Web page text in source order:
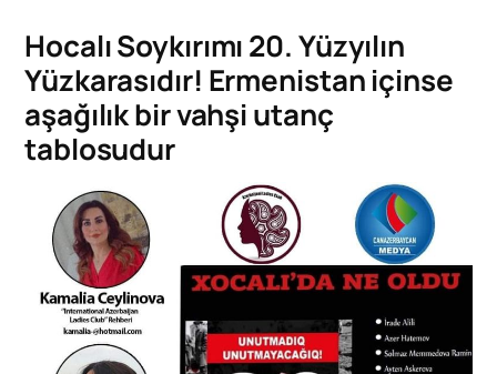
Hocalı Soykırımı 20. Yüzyılın
Yüzkarasıdır! Ermenistan içinse
aşağılık bir vahşi utanç
tablosudur